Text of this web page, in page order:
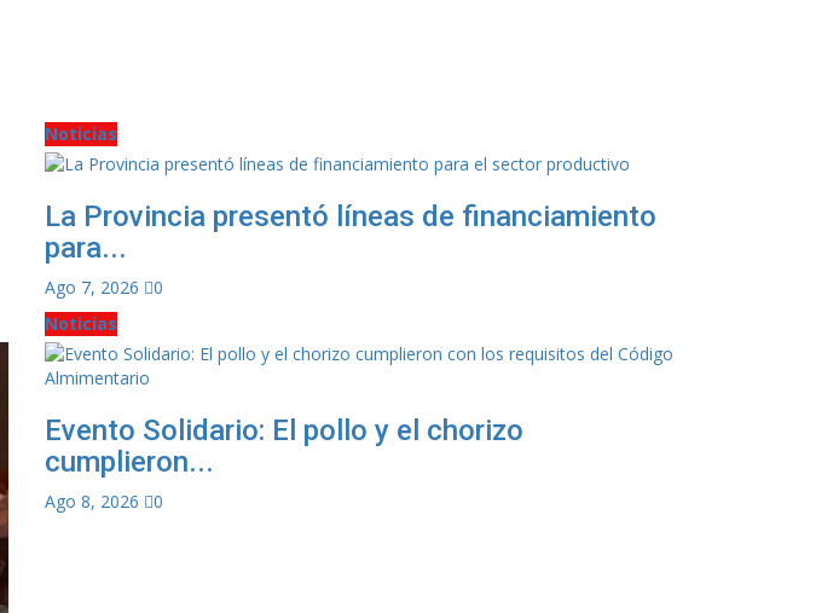
Noticias
La Provincia presentó líneas de financiamiento
para...
Ago 7, 2026
0
Noticias
Evento Solidario: El pollo y el chorizo
cumplieron...
Ago 8, 2026 0